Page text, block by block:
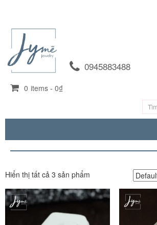
0945883488
0 items - 0₫
Hiển thị tất cả 3 sản phẩm